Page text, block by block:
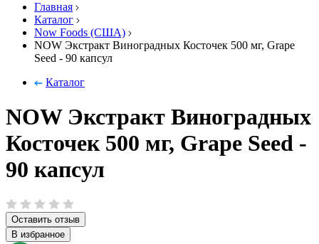
Главная
Каталог
Now Foods (США)
NOW Экстракт Виноградных Косточек 500 мг, Grape
Seed - 90 капсул
Каталог
NOW Экстракт Виноградных
Косточек 500 мг, Grape Seed -
90 капсул
Оставить отзыв
В избранное